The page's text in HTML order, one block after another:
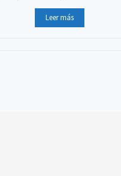
Leer más